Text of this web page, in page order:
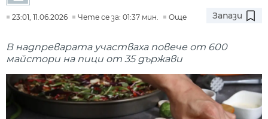
23:01, 11.06.2026 Чете се за: 01:37 мин. Още Запази
В надпреварата участваха повече от 600
майстори на пици от 35 държави